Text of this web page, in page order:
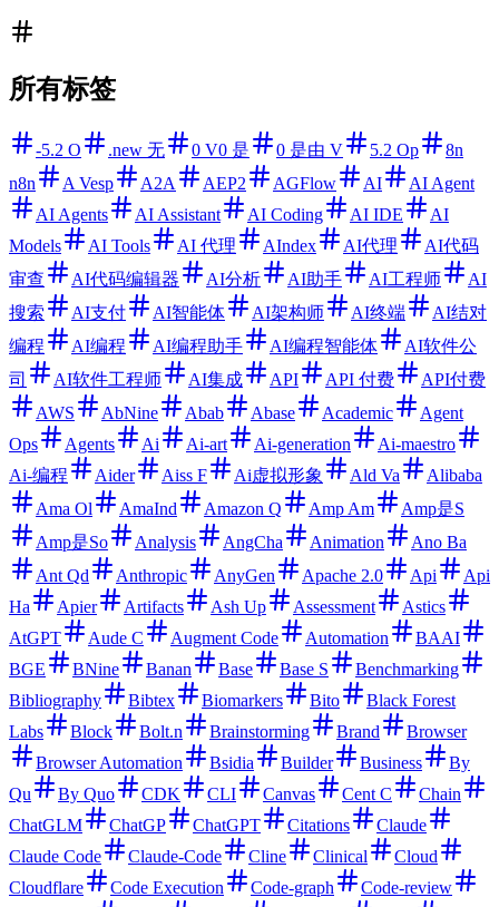
所有标签
-5.2 O .new 无 0 V0 是 0 是由 V 5.2 Op
8n
n8n
A Vesp A2A AEP2 AGFlow AI
AI Agent
AI Agents
AI Assistant AI Coding AI IDE
AI
Models
AI Tools AI 代理 AIndex AI代理
AI代码
审查
AI代码编辑器 AI分析 AI助手 AI工程师
AI
搜索
AI支付 AI智能体 AI架构师 AI终端
AI结对
编程
AI编程 AI编程助手 AI编程智能体
AI软件公
司
AI软件工程师 AI集成 API API 付费
API付费
AWS
AbNine Abab Abase Academic
Agent
Ops
Agents Ai Ai-art Ai-generation
Ai-maestro
Ai-编程
Aider Aiss F Ai虚拟形象 Ald Va
Alibaba
Ama Ol
AmaInd Amazon Q Amp Am
Amp是S
Amp是So
Analysis AngCha Animation
Ano Ba
Ant Qd
Anthropic AnyGen Apache 2.0 Api
Api
Ha
Apier Artifacts Ash Up Assessment
Astics
AtGPT
Aude C Augment Code Automation
BAAI
BGE
BNine Banan Base Base S
Benchmarking
Bibliography
Bibtex Biomarkers Bito
Black Forest
Labs
Block Bolt.n Brainstorming Brand
Browser
Browser Automation
Bsidia Builder Business
By
Qu
By Quo CDK CLI Canvas Cent C
Chain
ChatGLM
ChatGP ChatGPT Citations
Claude
Claude Code
Claude-Code Cline Clinical
Cloud
Cloudflare
Code Execution Code-graph
Code-review